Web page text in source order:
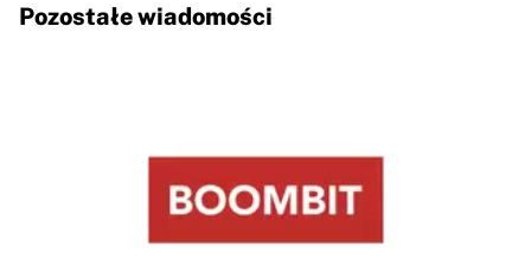
Pozostałe wiadomości